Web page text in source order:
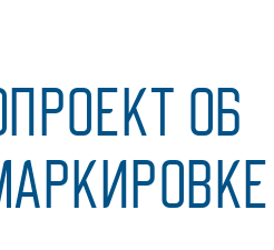
ОБ